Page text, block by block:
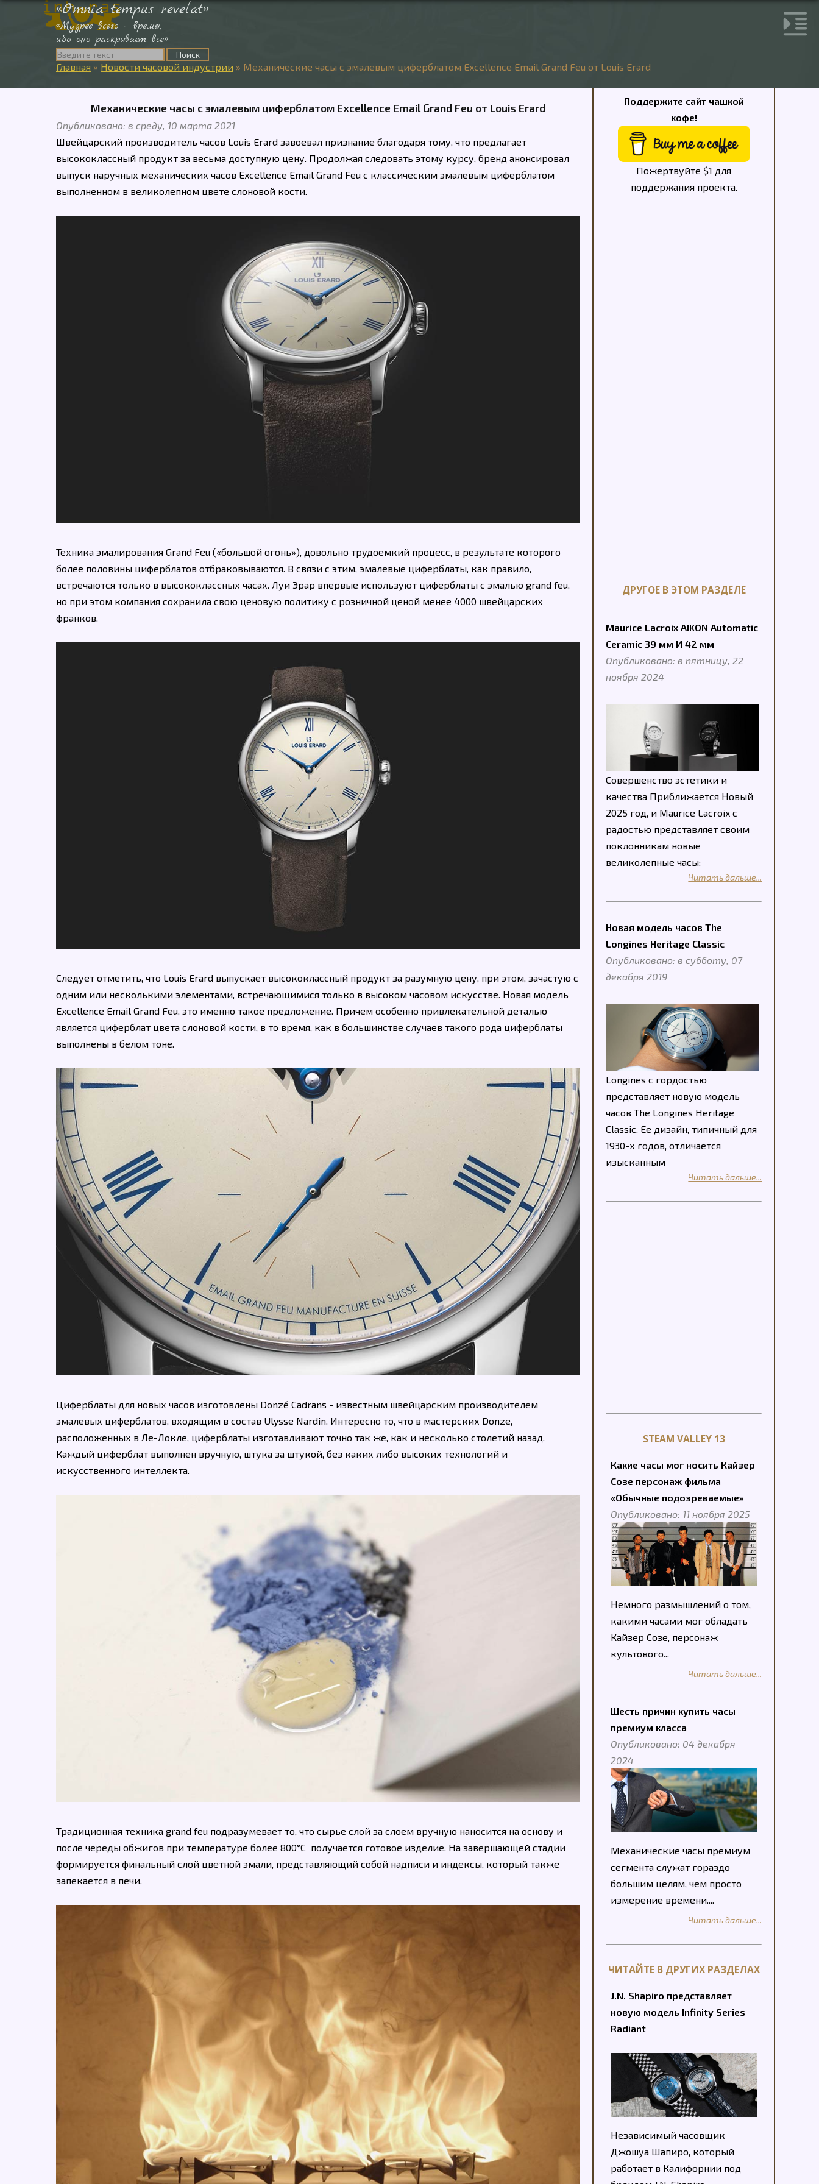
«Omnia tempus revelat»
«Мудрее всего – время,
ибо оно раскрывает все»
Главная » Новости часовой индустрии » Механические часы с эмалевым циферблатом Excellence Email Grand Feu от Louis Erard
Механические часы с эмалевым циферблатом Excellence Email Grand Feu от Louis Erard
Опубликовано: в среду, 10 марта 2021
Швейцарский производитель часов Louis Erard завоевал признание благодаря тому, что предлагает
высококлассный продукт за весьма доступную цену. Продолжая следовать этому курсу, бренд анонсировал
выпуск наручных механических часов Excellence Email Grand Feu с классическим эмалевым циферблатом
выполненном в великолепном цвете слоновой кости.
Техника эмалирования Grand Feu («большой огонь»), довольно трудоемкий процесс, в результате которого
более половины циферблатов отбраковываются. В связи с этим, эмалевые циферблаты, как правило,
встречаются только в высококлассных часах. Луи Эрар впервые используют циферблаты с эмалью grand feu,
но при этом компания сохранила свою ценовую политику с розничной ценой менее 4000 швейцарских
франков.
Следует отметить, что Louis Erard выпускает высококлассный продукт за разумную цену, при этом, зачастую с
одним или несколькими элементами, встречающимися только в высоком часовом искусстве. Новая модель
Excellence Email Grand Feu, это именно такое предложение. Причем особенно привлекательной деталью
является циферблат цвета слоновой кости, в то время, как в большинстве случаев такого рода циферблаты
выполнены в белом тоне.
Циферблаты для новых часов изготовлены Donzé Cadrans - известным швейцарским производителем
эмалевых циферблатов, входящим в состав Ulysse Nardin. Интересно то, что в мастерских Donze,
расположенных в Ле-Локле, циферблаты изготавливают точно так же, как и несколько столетий назад.
Каждый циферблат выполнен вручную, штука за штукой, без каких либо высоких технологий и
искусственного интеллекта.
Традиционная техника grand feu подразумевает то, что сырье слой за слоем вручную наносится на основу и
после череды обжигов при температуре более 800°С получается готовое изделие. На завершающей стадии
формируется финальный слой цветной эмали, представляющий собой надписи и индексы, который также
запекается в печи.
Поддержите сайт чашкой
кофе!
Пожертвуйте $1 для
поддержания проекта.
ДРУГОЕ В ЭТОМ РАЗДЕЛЕ
Maurice Lacroix AIKON Automatic
Ceramic 39 мм И 42 мм
Опубликовано: в пятницу, 22
ноября 2024
Совершенство эстетики и
качества Приближается Новый
2025 год, и Maurice Lacroix с
радостью представляет своим
поклонникам новые
великолепные часы:
Читать дальше...
Новая модель часов The
Longines Heritage Classic
Опубликовано: в субботу, 07
декабря 2019
Longines с гордостью
представляет новую модель
часов The Longines Heritage
Classic. Ее дизайн, типичный для
1930-х годов, отличается
изысканным
Читать дальше...
STEAM VALLEY 13
Какие часы мог носить Кайзер
Созе персонаж фильма
«Обычные подозреваемые»
Опубликовано: 11 ноября 2025
Немного размышлений о том,
какими часами мог обладать
Кайзер Созе, персонаж
культового...
Читать дальше...
Шесть причин купить часы
премиум класса
Опубликовано: 04 декабря
2024
Механические часы премиум
сегмента служат гораздо
большим целям, чем просто
измерение времени....
Читать дальше...
ЧИТАЙТЕ В ДРУГИХ РАЗДЕЛАХ
J.N. Shapiro представляет
новую модель Infinity Series
Radiant
Независимый часовщик
Джошуа Шапиро, который
работает в Калифорнии под